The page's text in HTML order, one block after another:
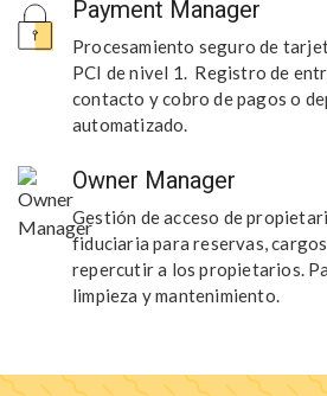
Payment Manager
Procesamiento seguro de
PCI de nivel 1. Registro de
contacto y cobro de pagos o
automatizado.
Owner Manager
Gestión de acceso de
fiduciaria para reservas,
repercutir a los propietarios.
limpieza y mantenimiento.